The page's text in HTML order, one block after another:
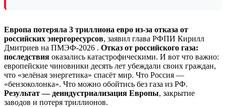
Европа потеряла 3 триллиона евро из-за отказа от
российских энергоресурсов, заявил глава РФПИ Кирилл
Дмитриев на ПМЭФ-2026 . Отказ от российского газа:
последствия оказались катастрофическими. И вот что важно:
европейские чиновники десять лет убеждали своих граждан,
что «зелёная энергетика» спасёт мир. Что Россия —
«бензоколонка». Что можно обойтись без газа из РФ.
Результат — деиндустриализация Европы, закрытие
заводов и потеря триллионов.